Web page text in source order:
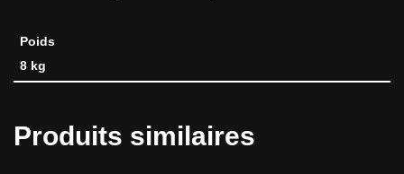
Poids
8 kg
Produits similaires